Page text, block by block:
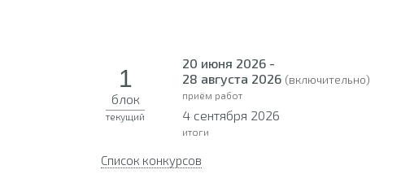
1
блок
текущий
20 июня 2026 -
28 августа 2026 (включительно)
приём работ
4 сентября 2026
итоги
Список конкурсов